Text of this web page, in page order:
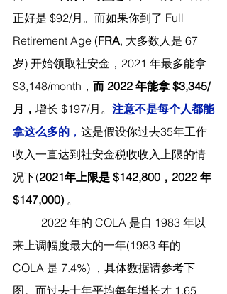
正好是 $92/月。而如果你到了 Full
Retirement Age (FRA, 大多数人是 67
岁) 开始领取社安金，2021 年最多能拿
$3,148/month， 而 2022 年能拿 $3,345/
月， 增长 $197/月。 注意不是每个人都能
拿这么多的 ， 这是假设你过去35年工作
收入一直达到社安金税收收入上限的情
况下(2021年上限是 $142,800，2022 年
$147,000) 。
来上调幅度最大的一年(1983 年的
COLA 是 7.4%) ，具体数据请参考下
图。而过去十年平均每年增长才 1.65